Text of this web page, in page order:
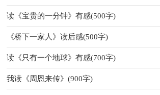
读《宝贵的一分钟》有感(500字)
《桥下一家人》读后感(500字)
读《只有一个地球》有感(700字)
我读《周恩来传》(900字)